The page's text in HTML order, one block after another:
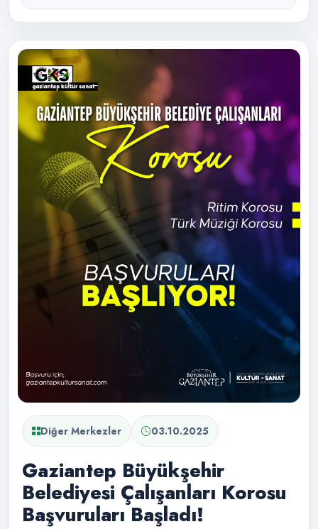
Diğer Merkezler 03.10.2025
Gaziantep Büyükşehir
Belediyesi Çalışanları Korosu
Başvuruları Başladı!